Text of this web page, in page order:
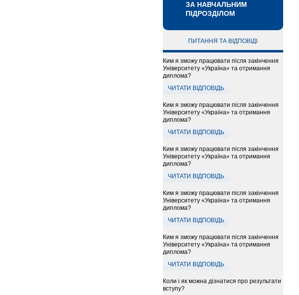
ЗА НАВЧАЛЬНИМ
ПІДРОЗДІЛОМ
ПИТАННЯ ТА ВІДПОВІДІ
Ким я зможу працювати після закінчення
Університету «Україна» та отримання
диплома?
ЧИТАТИ ВІДПОВІДЬ
Ким я зможу працювати після закінчення
Університету «Україна» та отримання
диплома?
ЧИТАТИ ВІДПОВІДЬ
Ким я зможу працювати після закінчення
Університету «Україна» та отримання
диплома?
ЧИТАТИ ВІДПОВІДЬ
Ким я зможу працювати після закінчення
Університету «Україна» та отримання
диплома?
ЧИТАТИ ВІДПОВІДЬ
Ким я зможу працювати після закінчення
Університету «Україна» та отримання
диплома?
ЧИТАТИ ВІДПОВІДЬ
Коли і як можна дізнатися про результати
вступу?